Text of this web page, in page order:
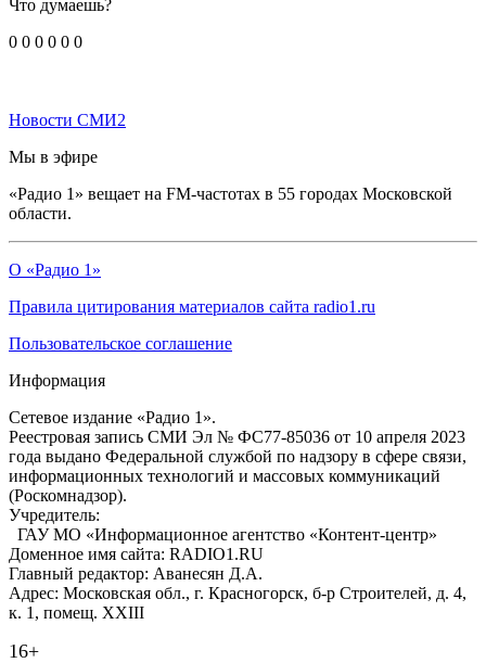
Что думаешь?
0 0 0 0 0 0
Новости СМИ2
Мы в эфире
«Радио 1» вещает на FM-частотах в 55 городах Московской
области.
О «Радио 1»
Правила цитирования материалов сайта radio1.ru
Пользовательское соглашение
Информация
Сетевое издание «Радио 1».
Реестровая запись СМИ Эл № ФС77-85036 от 10 апреля 2023
года выдано Федеральной службой по надзору в сфере связи,
информационных технологий и массовых коммуникаций
(Роскомнадзор).
Учредитель:
ГАУ МО «Информационное агентство «Контент-центр»
Доменное имя сайта: RADIO1.RU
Главный редактор: Аванесян Д.А.
Адрес: Московская обл., г. Красногорск, б-р Строителей, д. 4,
к. 1, помещ. XXIII
16+